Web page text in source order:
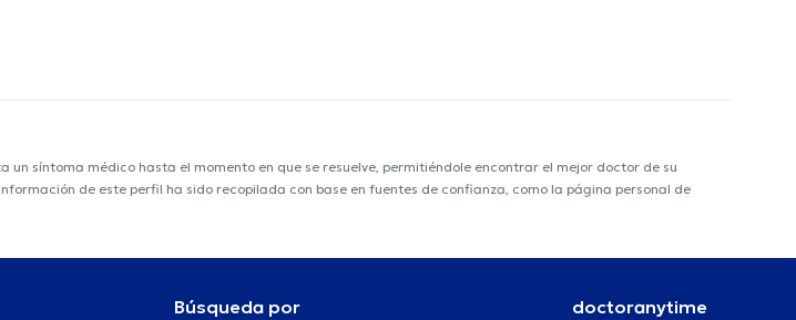
síntoma médico hasta el momento en que se resuelve, permitiéndole encontrar el mejor doctor de su
de este perfil ha sido recopilada con base en fuentes de confianza, como la página personal de
Búsqueda por doctoranytime